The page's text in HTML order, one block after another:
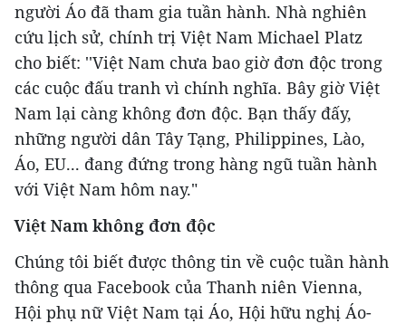
người Áo đã tham gia tuần hành. Nhà nghiên
cứu lịch sử, chính trị Việt Nam Michael Platz
cho biết: ''Việt Nam chưa bao giờ đơn độc trong
các cuộc đấu tranh vì chính nghĩa. Bây giờ Việt
Nam lại càng không đơn độc. Bạn thấy đấy,
những người dân Tây Tạng, Philippines, Lào,
Áo, EU... đang đứng trong hàng ngũ tuần hành
với Việt Nam hôm nay."
Việt Nam không đơn độc
Chúng tôi biết được thông tin về cuộc tuần hành
thông qua Facebook của Thanh niên Vienna,
Hội phụ nữ Việt Nam tại Áo, Hội hữu nghị Áo-